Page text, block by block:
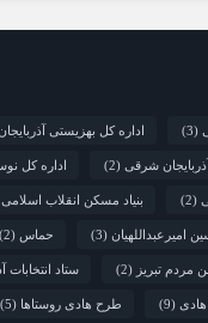
(3) اداره کل بهزیستی
شرقی (2) اداره کل
(2) بنیاد مسکن انقلاب اسلامی
امیرعبداللهیان (3) حماس (2)
(2) ستاد انتخابات
(9) طرح هادی روستاها (5)